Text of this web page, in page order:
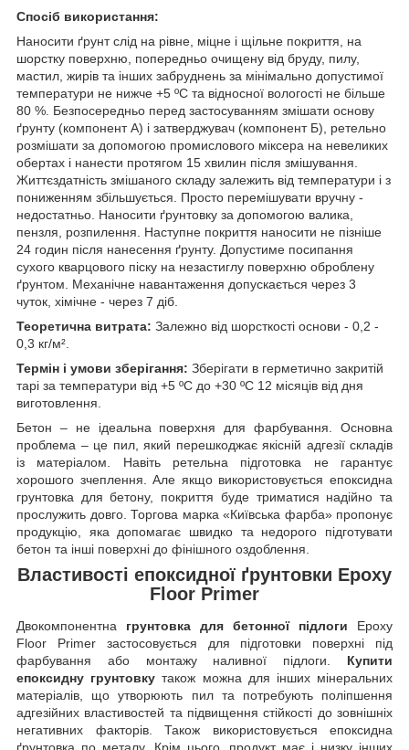
Спосіб використання:
Наносити ґрунт слід на рівне, міцне і щільне покриття, на
шорстку поверхню, попередньо очищену від бруду, пилу,
мастил, жирів та інших забруднень за мінімально допустимої
температури не нижче +5 ºС та відносної вологості не більше
80 %. Безпосередньо перед застосуванням змішати основу
ґрунту (компонент А) і затверджувач (компонент Б), ретельно
розмішати за допомогою промислового міксера на невеликих
обертах і нанести протягом 15 хвилин після змішування.
Життєздатність змішаного складу залежить від температури і з
пониженням збільшується. Просто перемішувати вручну -
недостатньо. Наносити ґрунтовку за допомогою валика,
пензля, розпилення. Наступне покриття наносити не пізніше
24 годин після нанесення ґрунту. Допустиме посипання
сухого кварцового піску на незастиглу поверхню оброблену
ґрунтом. Механічне навантаження допускається через 3
чуток, хімічне - через 7 діб.
Теоретична витрата: Залежно від шорсткості основи - 0,2 -
0,3 кг/м².
Термін і умови зберігання: Зберігати в герметично закритій
тарі за температури від +5 ºС до +30 ºС 12 місяців від дня
виготовлення.
Бетон – не ідеальна поверхня для фарбування. Основна
проблема – це пил, який перешкоджає якісній адгезії складів
із матеріалом. Навіть ретельна підготовка не гарантує
хорошого зчеплення. Але якщо використовується епоксидна
грунтовка для бетону, покриття буде триматися надійно та
прослужить довго. Торгова марка «Київська фарба» пропонує
продукцію, яка допомагає швидко та недорого підготувати
бетон та інші поверхні до фінішного оздоблення.
Властивості епоксидної ґрунтовки Epoxy
Floor Primer
Двокомпонентна грунтовка для бетонної підлоги Epoxy
Floor Primer застосовується для підготовки поверхні під
фарбування або монтажу наливної підлоги. Купити
епоксидну грунтовку також можна для інших мінеральних
матеріалів, що утворюють пил та потребують поліпшення
адгезійних властивостей та підвищення стійкості до зовнішніх
негативних факторів. Також використовується епоксидна